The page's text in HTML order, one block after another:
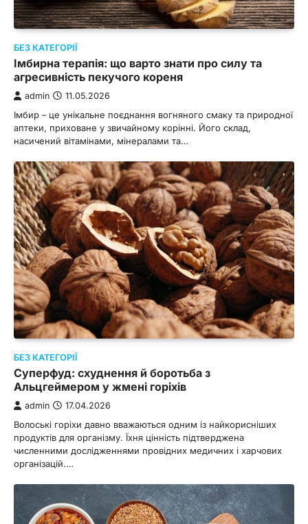
БЕЗ КАТЕГОРІЇ
Імбирна терапія: що варто знати про силу та
агресивність пекучого кореня
admin 11.05.2026
Імбир – це унікальне поєднання вогняного смаку та природної
аптеки, приховане у звичайному корінні. Його склад,
насичений вітамінами, мінералами та…
БЕЗ КАТЕГОРІЇ
Суперфуд: схуднення й боротьба з
Альцгеймером у жмені горіхів
admin 17.04.2026
Волоські горіхи давно вважаються одним із найкорисніших
продуктів для організму. Їхня цінність підтверджена
численними дослідженнями провідних медичних і харчових
організацій.…